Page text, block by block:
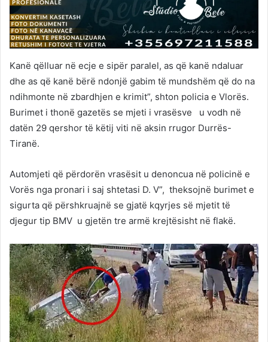
Kanë qëlluar në ecje e sipër paralel, as që kanë ndaluar
dhe as që kanë bërë ndonjë gabim të mundshëm që do na
ndihmonte në zbardhjen e krimit”, shton policia e Vlorës.
Burimet i thonë gazetës se mjeti i vrasësve u vodh në
datën 29 qershor të këtij viti në aksin rrugor Durrës-
Tiranë.
Automjeti që përdorën vrasësit u denoncua në policinë e
Vorës nga pronari i saj shtetasi D. V”, theksojnë burimet e
sigurta që përshkruajnë se gjatë kqyrjes së mjetit të
djegur tip BMV u gjetën tre armë krejtësisht në flakë.